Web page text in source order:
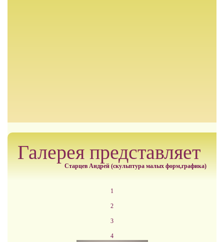
Галерея представляет
Старцев Андрей (скульптура малых форм,графика)
1
2
3
4